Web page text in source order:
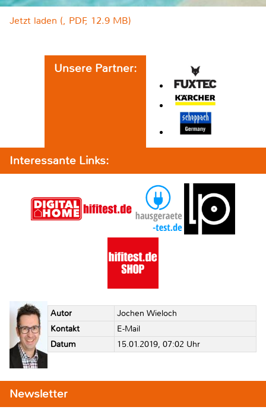
Jetzt laden (, PDF, 12.9 MB)
Unsere Partner:
Interessante Links:
Autor
Jochen Wieloch
Kontakt
E-Mail
Datum
15.01.2019, 07:02 Uhr
Newsletter